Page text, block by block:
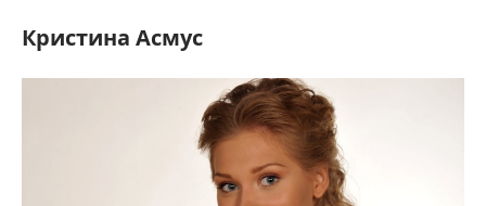
Кристина Асмус